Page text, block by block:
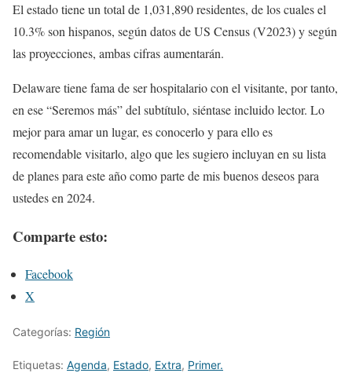
El estado tiene un total de 1,031,890 residentes, de los cuales el
10.3% son hispanos, según datos de US Census (V2023) y según
las proyecciones, ambas cifras aumentarán.
Delaware tiene fama de ser hospitalario con el visitante, por tanto,
en ese “Seremos más” del subtítulo, siéntase incluido lector. Lo
mejor para amar un lugar, es conocerlo y para ello es
recomendable visitarlo, algo que les sugiero incluyan en su lista
de planes para este año como parte de mis buenos deseos para
ustedes en 2024.
Comparte esto:
Facebook
X
Categorías: Región
Etiquetas: Agenda, Estado, Extra, Primer.